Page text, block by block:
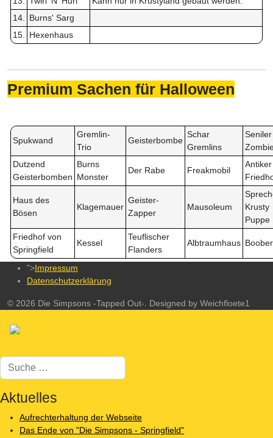
14.
Burns' Sarg
15.
Hexenhaus
Premium Sachen für Halloween
Spukwand
Gremlin-
Trio
Geisterbombe
Schar
Gremlins
Seniler
Dutzend
Geisterbomben
Burns
Monster
Der Rabe Freakmobil
Antiker
Haus des
Bösen
Klagemauer
Geister-
Zapper
Mausoleum
Krusty
Puppe
Friedhof von
Springfield
Kessel
Teuflischer
Flanders
Albtraumhaus
">Impressum
Datenschutzerklärung
© 2026 Die Simpsons -Tapped Out-. Designed by Weichfloete1
Suchen
Aktuelles
Aufrechterhaltung der Webseite
Das Ende von "Die Simpsons - Springfield"